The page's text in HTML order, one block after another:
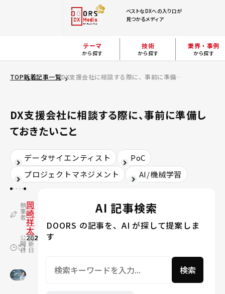
ベストなDXへの入り口が
見つかるメディア
テーマ
から探す
技術
から探す
業界・事例
から探す
TOP新着記事一覧 DX支援会社に相談する際に、事前に準備しておきたいこと
DX支援会社に相談する際に、事前に準備し
ておきたいこと
データサイエンティスト
PoC
プロジェクトマネジメント
AI/機械学習
執
筆
者
岡
崎
祥
太
公
開
日
2021.09.16
更
新
日
2025.01.21
AI 記事検索
DOORS の記事を、AI が探して提案しま
す
検索